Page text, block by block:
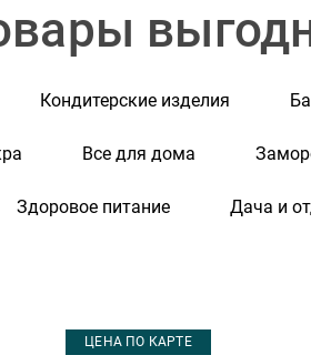
Кондитерские изделия
Все для дома
Здоровое питание Дача и
ЦЕНА ПО КАРТЕ